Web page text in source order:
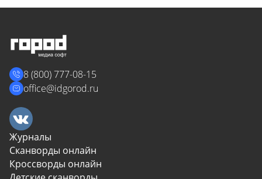
Журналы
Сканворды онлайн
Кроссворды онлайн
8 (800) 777-08-15
office@idgorod.ru